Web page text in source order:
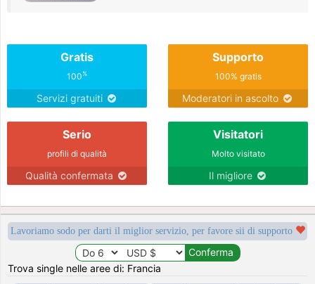
Gratis
100%
Servizi gratuiti
Supporto
100% gratis
Moderatori in ascolto
Serio
profili di qualità
Qualità confermata
Visitatori
Molto visitato
Il migliore
Lavoriamo sodo per darti il miglior servizio, per favore sii di supporto
Trova single nelle aree di: Francia